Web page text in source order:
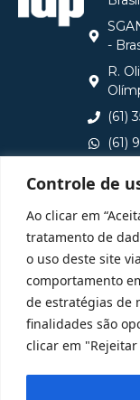
Controle de
Ao clicar em
tratamento de
o uso deste site
comportamento
de estratégias de
finalidades são
clicar em
-
R.
(61)
(61)